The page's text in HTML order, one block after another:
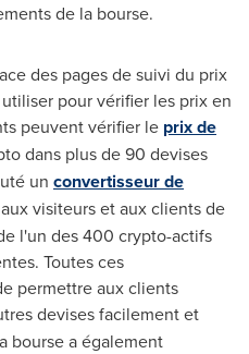
de la bourse.
des pages de suivi du prix
pour vérifier les prix en
peuvent vérifier le prix de
dans plus de 90 devises
un convertisseur de
visiteurs et aux clients de
l'un des 400 crypto-actifs
Toutes ces
permettre aux clients
devises facilement et
bourse a également